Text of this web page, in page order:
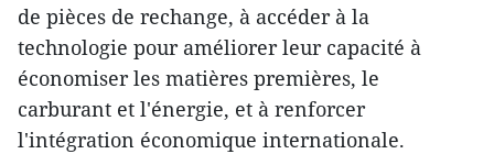
de pièces de rechange, à accéder à la
technologie pour améliorer leur capacité à
économiser les matières premières, le
carburant et l'énergie, et à renforcer
l'intégration économique internationale.